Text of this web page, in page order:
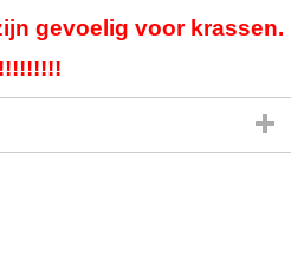
gevoelig voor krassen.